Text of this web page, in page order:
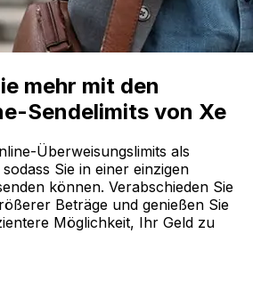
mehr mit den
Sendelimits von Xe
Überweisungslimits als
Sie in einer einzigen
können. Verabschieden Sie
Beträge und genießen Sie
Möglichkeit, Ihr Geld zu